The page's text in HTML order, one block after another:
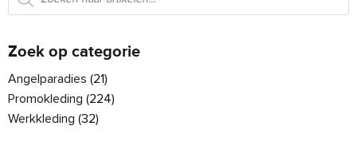
Zoek op categorie
Angelparadies (21)
Promokleding (224)
Werkkleding (32)